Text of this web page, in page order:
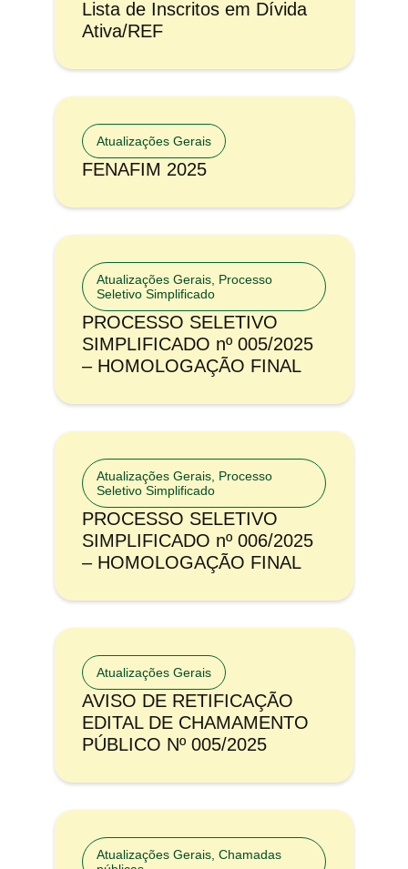
Lista de Inscritos em Dívida
Ativa/REF
Atualizações Gerais
FENAFIM 2025
Atualizações Gerais Processo
Seletivo Simplificado
PROCESSO SELETIVO
SIMPLIFICADO nº 005/2025
– HOMOLOGAÇÃO FINAL
Atualizações Gerais Processo
Seletivo Simplificado
PROCESSO SELETIVO
SIMPLIFICADO nº 006/2025
– HOMOLOGAÇÃO FINAL
Atualizações Gerais
AVISO DE RETIFICAÇÃO
EDITAL DE CHAMAMENTO
PÚBLICO Nº 005/2025
Atualizações Gerais Chamadas